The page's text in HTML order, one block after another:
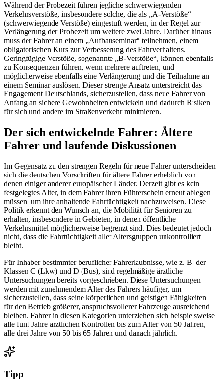
Während der Probezeit führen jegliche schwerwiegenden
Verkehrsverstöße, insbesondere solche, die als „A-Verstöße“
(schwerwiegende Verstöße) eingestuft werden, in der Regel zur
Verlängerung der Probezeit um weitere zwei Jahre. Darüber hinaus
muss der Fahrer an einem „Aufbauseminar“ teilnehmen, einem
obligatorischen Kurs zur Verbesserung des Fahrverhaltens.
Geringfügige Verstöße, sogenannte „B-Verstöße“, können ebenfalls
zu Konsequenzen führen, wenn mehrere auftreten, und
möglicherweise ebenfalls eine Verlängerung und die Teilnahme an
einem Seminar auslösen. Dieser strenge Ansatz unterstreicht das
Engagement Deutschlands, sicherzustellen, dass neue Fahrer von
Anfang an sichere Gewohnheiten entwickeln und dadurch Risiken
für sich und andere im Straßenverkehr minimieren.
Der sich entwickelnde Fahrer: Ältere
Fahrer und laufende Diskussionen
Im Gegensatz zu den strengen Regeln für neue Fahrer unterscheiden
sich die deutschen Vorschriften für ältere Fahrer erheblich von
denen einiger anderer europäischer Länder. Derzeit gibt es kein
festgelegtes Alter, in dem Fahrer ihren Führerschein erneut ablegen
müssen, um ihre anhaltende Fahrtüchtigkeit nachzuweisen. Diese
Politik erkennt den Wunsch an, die Mobilität für Senioren zu
erhalten, insbesondere in Gebieten, in denen öffentliche
Verkehrsmittel möglicherweise begrenzt sind. Dies bedeutet jedoch
nicht, dass die Fahrtüchtigkeit aller Altersgruppen unkontrolliert
bleibt.
Für Inhaber bestimmter beruflicher Fahrerlaubnisse, wie z. B. der
Klassen C (Lkw) und D (Bus), sind regelmäßige ärztliche
Untersuchungen bereits vorgeschrieben. Diese Untersuchungen
werden mit zunehmendem Alter des Fahrers häufiger, um
sicherzustellen, dass seine körperlichen und geistigen Fähigkeiten
für den Betrieb größerer, anspruchsvollerer Fahrzeuge ausreichend
bleiben. Fahrer in diesen Kategorien unterziehen sich beispielsweise
alle fünf Jahre ärztlichen Kontrollen bis zum Alter von 50 Jahren,
alle drei Jahre von 50 bis 65 Jahren und danach jährlich.
Tipp